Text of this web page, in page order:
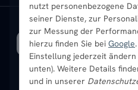
nutzt personenbezogene
seiner Dienste, zur
zur Messung der
hierzu finden Sie bei Google
Einstellung jederzeit
unten). Weitere Details
und in unserer
BestpreisgarantieSICHERE ZAHLUNG